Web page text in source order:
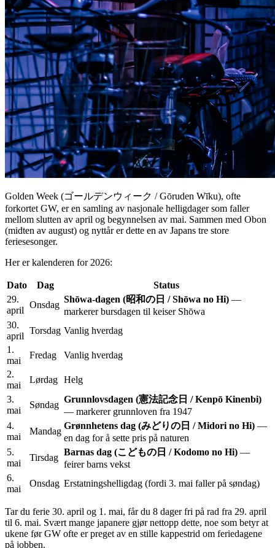
Golden Week (ゴールデンウィーク / Gōruden Wīku), ofte
forkortet GW, er en samling av nasjonale helligdager som faller
mellom slutten av april og begynnelsen av mai. Sammen med Obon
(midten av august) og nyttår er dette en av Japans tre store
feriesesonger.
Her er kalenderen for 2026:
Dato Dag
Status
29.
april
Onsdag
Shōwa-dagen (昭和の日 / Shōwa no Hi) —
markerer bursdagen til keiser Shōwa
30.
april
Torsdag Vanlig hverdag
1.
mai
Fredag
Vanlig hverdag
2.
mai
Lørdag Helg
3.
mai
Søndag
Grunnlovsdagen (憲法記念日 / Kenpō Kinenbi)
— markerer grunnloven fra 1947
4.
mai
Mandag
Grønnhetens dag (みどりの日 / Midori no Hi) —
en dag for å sette pris på naturen
5.
mai
Tirsdag
Barnas dag (こどもの日 / Kodomo no Hi) —
feirer barns vekst
6.
mai
Onsdag Erstatningshelligdag (fordi 3. mai faller på søndag)
Tar du ferie 30. april og 1. mai, får du 8 dager fri på rad fra 29. april
til 6. mai. Svært mange japanere gjør nettopp dette, noe som betyr at
ukene før GW ofte er preget av en stille kappestrid om feriedagene
på jobben.